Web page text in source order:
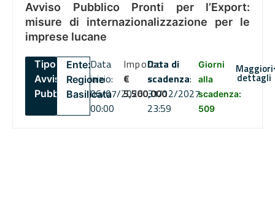
Avviso Pubblico Pronti per l’Export:
misure di internazionalizzazione per le
imprese lucane
Tipo:
Avviso
Pubblico
Ente:
Regione
Basilicata
Data
inizio:
06/07/2026
00:00
Importo
€
5,500,000
Data di
scadenza:
31/12/2027
23:59
Giorni
alla
scadenza:
509
Maggiori
dettagli